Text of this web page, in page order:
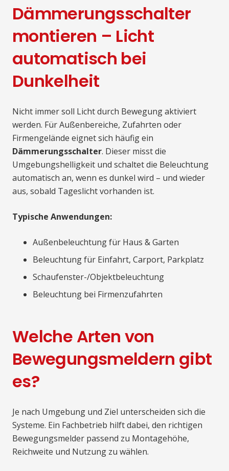
Dämmerungsschalter
montieren – Licht
automatisch bei
Dunkelheit
Nicht immer soll Licht durch Bewegung aktiviert
werden. Für Außenbereiche, Zufahrten oder
Firmengelände eignet sich häufig ein
Dämmerungsschalter. Dieser misst die
Umgebungshelligkeit und schaltet die Beleuchtung
automatisch an, wenn es dunkel wird – und wieder
aus, sobald Tageslicht vorhanden ist.
Typische Anwendungen:
Außenbeleuchtung für Haus & Garten
Beleuchtung für Einfahrt, Carport, Parkplatz
Schaufenster-/Objektbeleuchtung
Beleuchtung bei Firmenzufahrten
Welche Arten von
Bewegungsmeldern gibt
es?
Je nach Umgebung und Ziel unterscheiden sich die
Systeme. Ein Fachbetrieb hilft dabei, den richtigen
Bewegungsmelder passend zu Montagehöhe,
Reichweite und Nutzung zu wählen.